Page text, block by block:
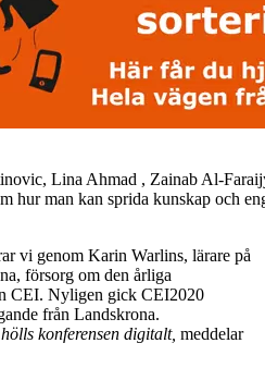
Lina Ahmad , Zainab Al-
hur man kan sprida kunskap och
vi genom Karin Warlins, lärare på
försorg om den årliga
CEI. Nyligen gick CEI2020
från Landskrona.
konferensen digitalt, meddelar